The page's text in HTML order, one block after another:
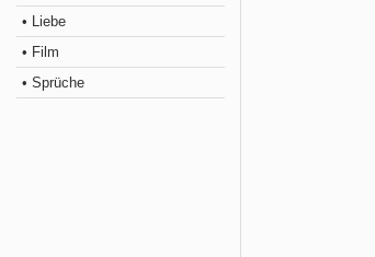
• Liebe
• Film
• Sprüche